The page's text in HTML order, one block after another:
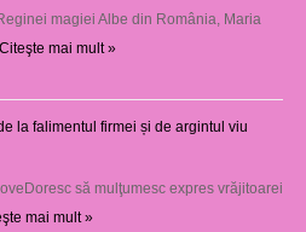
magiei Albe din România, Maria
Citeşte mai mult »
la falimentul firmei și de argintul viu
să mulţumesc expres vrăjitoarei
mai mult »